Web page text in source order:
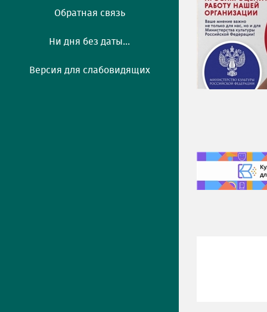
Обратная связь
Ни дня без даты...
Версия для слабовидящих